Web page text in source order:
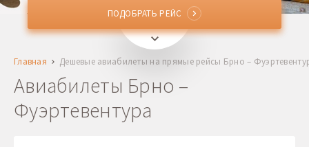
BRQБрно, Чехия
FUEФуэртевентура, Испания
Отправление
ПОДОБРАТЬ РЕЙС
ПОДОБРАТЬ РЕЙС
Главная Дешевые авиабилеты на прямые рейсы Брно –
Авиабилеты Брно –
Фуэртевентура